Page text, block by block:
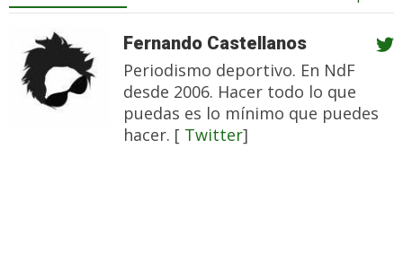
Fernando Castellanos
Periodismo deportivo. En NdF
desde 2006. Hacer todo lo que
puedas es lo mínimo que puedes
hacer. [ Twitter]